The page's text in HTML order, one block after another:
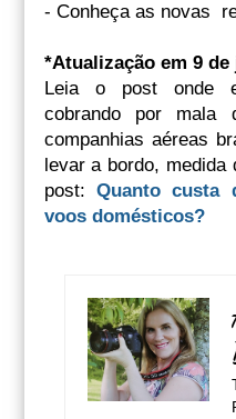
- Conheça as novas
*Atualização em 9 de
Leia o post onde
cobrando por mala
companhias aéreas
levar a bordo,
post: Quanto custa
voos domésticos?